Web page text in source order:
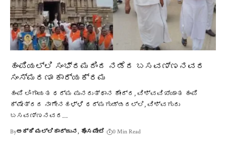
ಹಂಪಿಯಲ್ಲಿ ಸಂಭ್ರಮದಿಂದ ನಡೆದ ಬಸವಣ್ಣನವರ
ಸಂಸ್ಮರಣಾ ಕಾರ್ಯಕ್ರಮ
ಹಂಪಿ ಲಿಂಗಾಯತ ಧರ್ಮ ಪುನರುತ್ಥಾನ ಕೇಂದ್ರ, ವಿಶ್ವವಿಖ್ಯಾತ ಹಂಪಿ
ಕ್ಷೇತ್ರದ ನಾಗೇನಹಳ್ಳಿ ಧರ್ಮಗುಡ್ಡದಲ್ಲಿ, ವಿಶ್ವಗುರು
ಬಸವಣ್ಣನವರ…
Byಅಕ್ಕಿ ಮಲ್ಲಿಕಾರ್ಜುನ, ಹೊಸಪೇಟೆ 0 Min Read